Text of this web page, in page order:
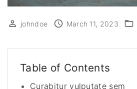
johndoe March 11, 2023
Table of Contents
Curabitur vulputate sem